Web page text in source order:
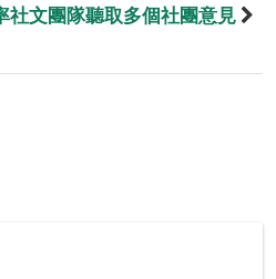
社文團隊聽取多個社團意見